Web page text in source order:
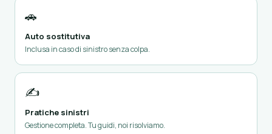
🚗
Auto sostitutiva
Inclusa in caso di sinistro senza colpa.
✍️
Pratiche sinistri
Gestione completa. Tu guidi, noi risolviamo.